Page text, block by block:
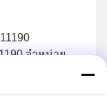
จําหน่าย